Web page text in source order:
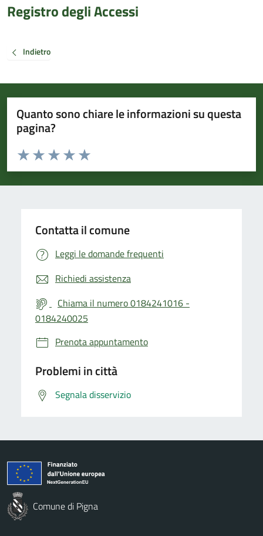
Registro degli Accessi
Indietro
Quanto sono chiare le informazioni su questa
pagina?
Valuta da 1 a 5 stelle la pagina
Valuta 5 stelle su 5
Valuta 4 stelle su 5
Valuta 3 stelle su 5
Valuta 2 stelle su 5
Valuta 1 stelle su 5
Contatta il comune
Leggi le domande frequenti
Richiedi assistenza
Chiama il numero 0184241016 -
0184240025
Prenota appuntamento
Problemi in città
Segnala disservizio
Comune di Pigna